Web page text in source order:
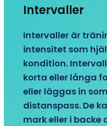
Intervaller
Intervaller är
intensitet som
kondition.
korta eller långa
eller läggas in
distanspass. De
mark eller i